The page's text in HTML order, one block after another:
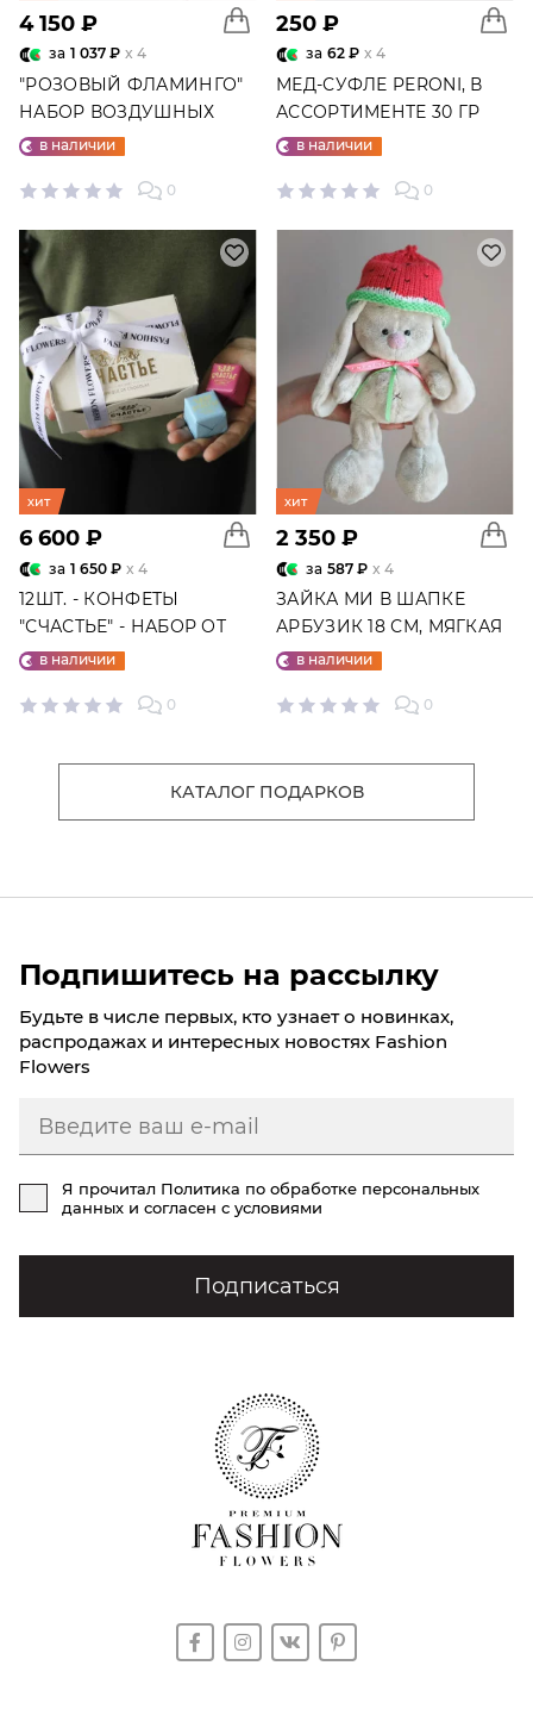
4 150 ₽
за 1 037 ₽ x 4
"РОЗОВЫЙ ФЛАМИНГО"
НАБОР ВОЗДУШНЫХ
ШАРОВ №25
в наличии
0
250 ₽
за 62 ₽ x 4
МЕД-СУФЛЕ PERONI, В
АССОРТИМЕНТЕ 30 ГР
в наличии
0
хит
6 600 ₽
за 1 650 ₽ x 4
12ШТ. - КОНФЕТЫ
"СЧАСТЬЕ" - НАБОР ОТ
"ФАБРИКИ СЧАСТЬЕ"
в наличии
0
хит
2 350 ₽
за 587 ₽ x 4
ЗАЙКА МИ В ШАПКЕ
АРБУЗИК 18 СМ, МЯГКАЯ
ИГРУШКА
в наличии
0
КАТАЛОГ ПОДАРКОВ
Подпишитесь на рассылку
Будьте в числе первых, кто узнает о новинках,
распродажах и интересных новостях Fashion
Flowers
Я прочитал Политика по обработке персональных
данных и согласен с условиями
Подписаться